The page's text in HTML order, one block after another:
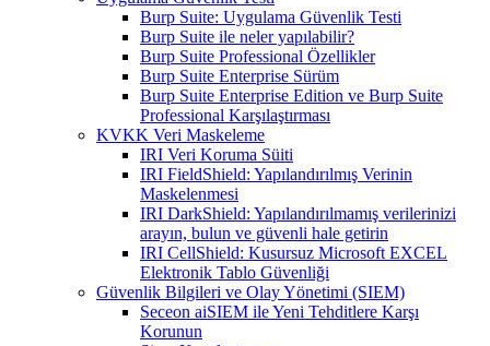
Burp Suite: Uygulama Güvenlik Testi
Burp Suite ile neler yapılabilir?
Burp Suite Professional Özellikler
Burp Suite Enterprise Sürüm
Burp Suite Enterprise Edition ve Burp Suite
Professional Karşılaştırması
KVKK Veri Maskeleme
IRI Veri Koruma Süiti
IRI FieldShield: Yapılandırılmış Verinin
Maskelenmesi
IRI DarkShield: Yapılandırılmamış verilerinizi
arayın, bulun ve güvenli hale getirin
IRI CellShield: Kusursuz Microsoft EXCEL
Elektronik Tablo Güvenliği
Güvenlik Bilgileri ve Olay Yönetimi (SIEM)
Seceon aiSIEM ile Yeni Tehditlere Karşı
Korunun